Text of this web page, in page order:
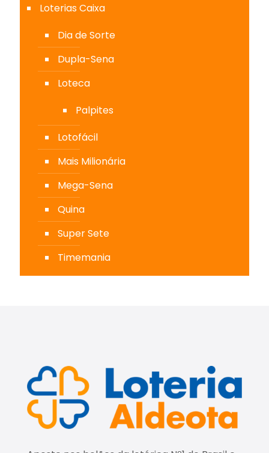
Loterias Caixa
Dia de Sorte
Dupla-Sena
Loteca
Palpites
Lotofácil
Mais Milionária
Mega-Sena
Quina
Super Sete
Timemania